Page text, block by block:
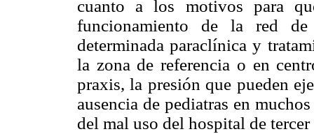
cuanto a los motivos para
funcionamiento de la red
determinada paraclínica y
la zona de referencia o en
praxis, la presión que pueden
ausencia de pediatras en
del mal uso del hospital de